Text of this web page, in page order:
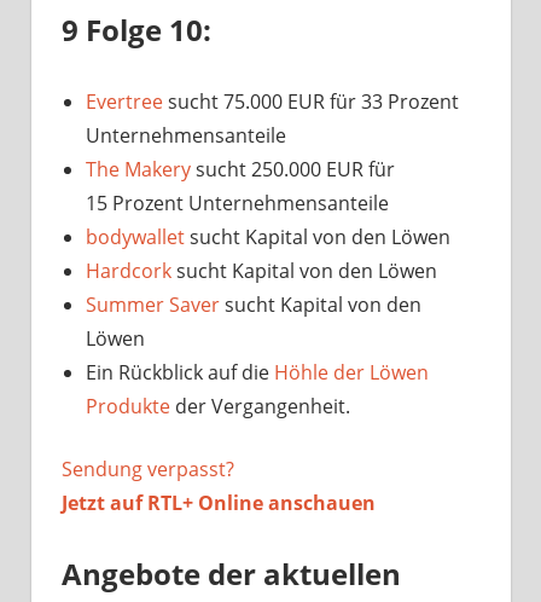
9 Folge 10:
Evertreesucht 75.000 EUR für 33 Prozent
Unternehmensanteile
The Makerysucht 250.000 EUR für
15 Prozent Unternehmensanteile
bodywalletsucht Kapital von den Löwen
Hardcorksucht Kapital von den Löwen
Summer Saversucht Kapital von den
Löwen
Ein Rückblick auf die Höhle der Löwen
Produkte der Vergangenheit.
Sendung verpasst?
Jetzt aufRTL+ Online anschauen
Angebote der aktuellen